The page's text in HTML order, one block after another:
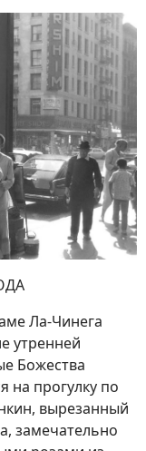
Ла-Чинега
утренней
Божества
на прогулку по
вырезанный
замечательно